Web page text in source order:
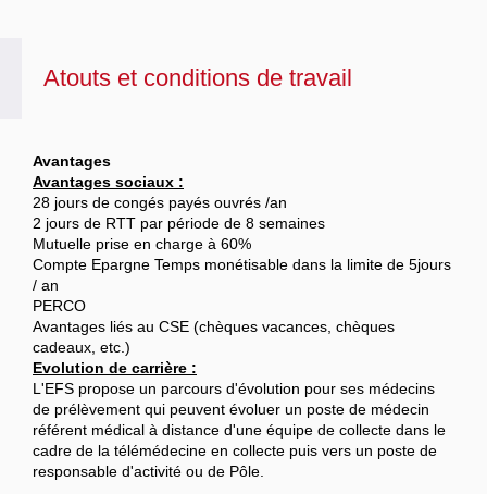
Atouts et conditions de travail
Avantages
Avantages sociaux :
28 jours de congés payés ouvrés /an
2 jours de RTT par période de 8 semaines
Mutuelle prise en charge à 60%
Compte Epargne Temps monétisable dans la limite de 5jours
/ an
PERCO
Avantages liés au CSE (chèques vacances, chèques
cadeaux, etc.)
Evolution de carrière :
L'EFS propose un parcours d'évolution pour ses médecins
de prélèvement qui peuvent évoluer un poste de médecin
référent médical à distance d'une équipe de collecte dans le
cadre de la télémédecine en collecte puis vers un poste de
responsable d'activité ou de Pôle.